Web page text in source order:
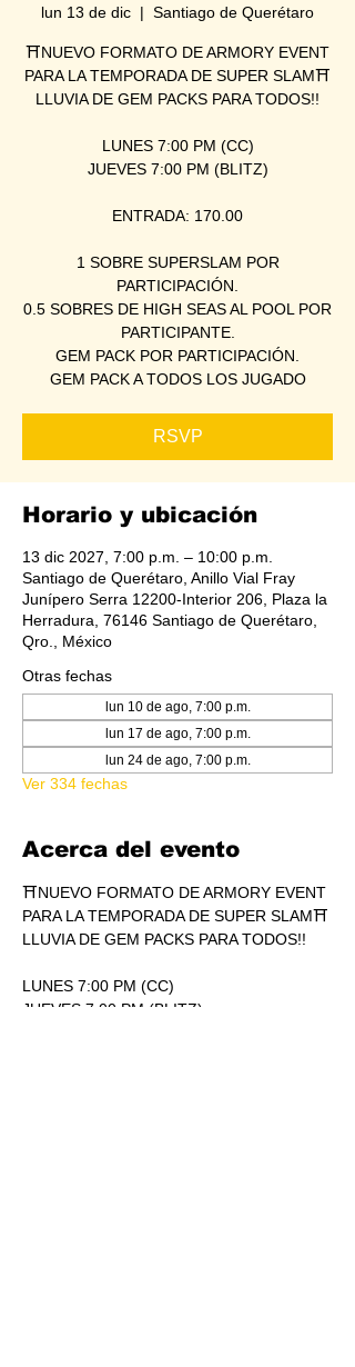
lun 13 de dic
  |
Santiago de Querétaro
⛩NUEVO FORMATO DE ARMORY EVENT
PARA LA TEMPORADA DE SUPER SLAM⛩
LLUVIA DE GEM PACKS PARA TODOS!!
LUNES 7:00 PM (CC)
JUEVES 7:00 PM (BLITZ)
ENTRADA: 170.00
1 SOBRE SUPERSLAM POR
PARTICIPACIÓN.
0.5 SOBRES DE HIGH SEAS AL POOL POR
PARTICIPANTE.
GEM PACK POR PARTICIPACIÓN.
GEM PACK A TODOS LOS JUGADO
RSVP
Horario y ubicación
13 dic 2027, 7:00 p.m. – 10:00 p.m.
Santiago de Querétaro, Anillo Vial Fray
Junípero Serra 12200-Interior 206, Plaza la
Herradura, 76146 Santiago de Querétaro,
Qro., México
Otras fechas
lun 10 de ago, 7:00 p.m.
lun 17 de ago, 7:00 p.m.
lun 24 de ago, 7:00 p.m.
Ver 334 fechas
Acerca del evento
⛩NUEVO FORMATO DE ARMORY EVENT
PARA LA TEMPORADA DE SUPER SLAM⛩
LLUVIA DE GEM PACKS PARA TODOS!!
LUNES 7:00 PM (CC)
JUEVES 7:00 PM (BLITZ)